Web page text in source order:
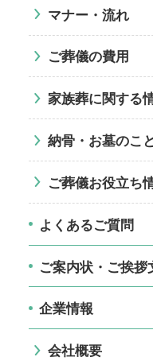
マナー・流れ
ご葬儀の費用
家族葬に関する
納骨・お墓のこと
ご葬儀お役立ち
よくあるご質問
ご案内状・ご挨拶
企業情報
会社概要